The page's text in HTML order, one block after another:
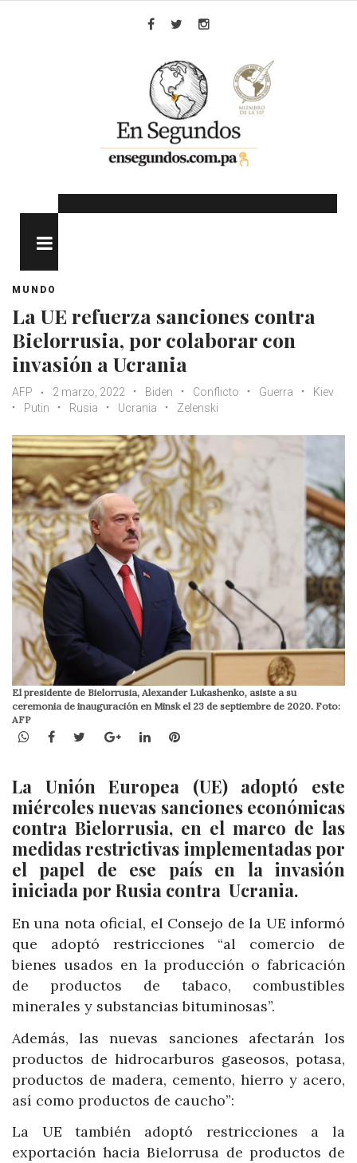
MUNDO
La UE refuerza sanciones contra
Bielorrusia, por colaborar con
invasión a Ucrania
AFP 2 marzo, 2022 Biden Conflicto Guerra
Kiev
Putin
Rusia Ucrania Zelenski
El presidente de Bielorrusia, Alexander Lukashenko, asiste a su
ceremonia de inauguración en Minsk el 23 de septiembre de 2020. Foto:
AFP
WhatsApp
Facebook
TwitterGoogle+LinkedInPinterest
La Unión Europea (UE) adoptó este
miércoles nuevas sanciones económicas
contra Bielorrusia, en el marco de las
medidas restrictivas implementadas por
el papel de ese país en la invasión
iniciada por Rusia contra Ucrania.
En una nota oficial, el Consejo de la UE informó
que adoptó restricciones “al comercio de
bienes usados en la producción o fabricación
de productos de tabaco, combustibles
minerales y substancias bituminosas”.
Además, las nuevas sanciones afectarán los
productos de hidrocarburos gaseosos, potasa,
productos de madera, cemento, hierro y acero,
así como productos de caucho”:
La UE también adoptó restricciones a la
exportación hacia Bielorrusa de productos de